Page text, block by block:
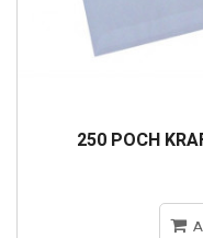
250 POCH